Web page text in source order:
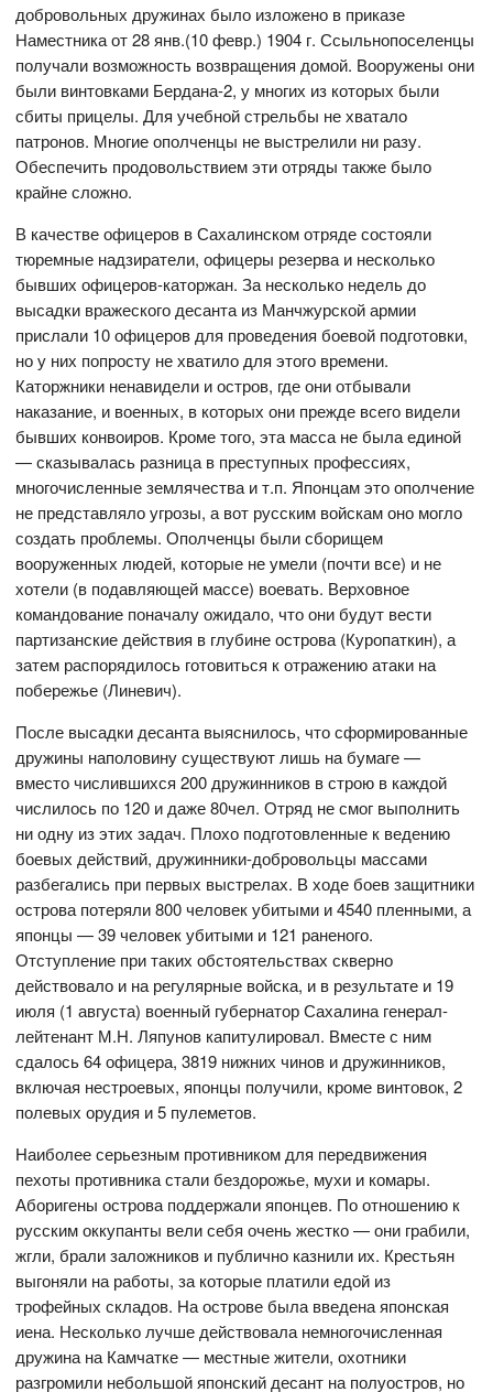
добровольных дружинах было изложено в приказе
Наместника от 28 янв.(10 февр.) 1904 г. Ссыльнопоселенцы
получали возможность возвращения домой. Вооружены они
были винтовками Бердана-2, у многих из которых были
сбиты прицелы. Для учебной стрельбы не хватало
патронов. Многие ополченцы не выстрелили ни разу.
Обеспечить продовольствием эти отряды также было
крайне сложно.
В качестве офицеров в Сахалинском отряде состояли
тюремные надзиратели, офицеры резерва и несколько
бывших офицеров-каторжан. За несколько недель до
высадки вражеского десанта из Манчжурской армии
прислали 10 офицеров для проведения боевой подготовки,
но у них попросту не хватило для этого времени.
Каторжники ненавидели и остров, где они отбывали
наказание, и военных, в которых они прежде всего видели
бывших конвоиров. Кроме того, эта масса не была единой
— сказывалась разница в преступных профессиях,
многочисленные землячества и т.п. Японцам это ополчение
не представляло угрозы, а вот русским войскам оно могло
создать проблемы. Ополченцы были сборищем
вооруженных людей, которые не умели (почти все) и не
хотели (в подавляющей массе) воевать. Верховное
командование поначалу ожидало, что они будут вести
партизанские действия в глубине острова (Куропаткин), а
затем распорядилось готовиться к отражению атаки на
побережье (Линевич).
После высадки десанта выяснилось, что сформированные
дружины наполовину существуют лишь на бумаге —
вместо числившихся 200 дружинников в строю в каждой
числилось по 120 и даже 80чел. Отряд не смог выполнить
ни одну из этих задач. Плохо подготовленные к ведению
боевых действий, дружинники-добровольцы массами
разбегались при первых выстрелах. В ходе боев защитники
острова потеряли 800 человек убитыми и 4540 пленными, а
японцы — 39 человек убитыми и 121 раненого.
Отступление при таких обстоятельствах скверно
действовало и на регулярные войска, и в результате и 19
июля (1 августа) военный губернатор Сахалина генерал-
лейтенант М.Н. Ляпунов капитулировал. Вместе с ним
сдалось 64 офицера, 3819 нижних чинов и дружинников,
включая нестроевых, японцы получили, кроме винтовок, 2
полевых орудия и 5 пулеметов.
Наиболее серьезным противником для передвижения
пехоты противника стали бездорожье, мухи и комары.
Аборигены острова поддержали японцев. По отношению к
русским оккупанты вели себя очень жестко — они грабили,
жгли, брали заложников и публично казнили их. Крестьян
выгоняли на работы, за которые платили едой из
трофейных складов. На острове была введена японская
иена. Несколько лучше действовала немногочисленная
дружина на Камчатке — местные жители, охотники
разгромили небольшой японский десант на полуостров, но